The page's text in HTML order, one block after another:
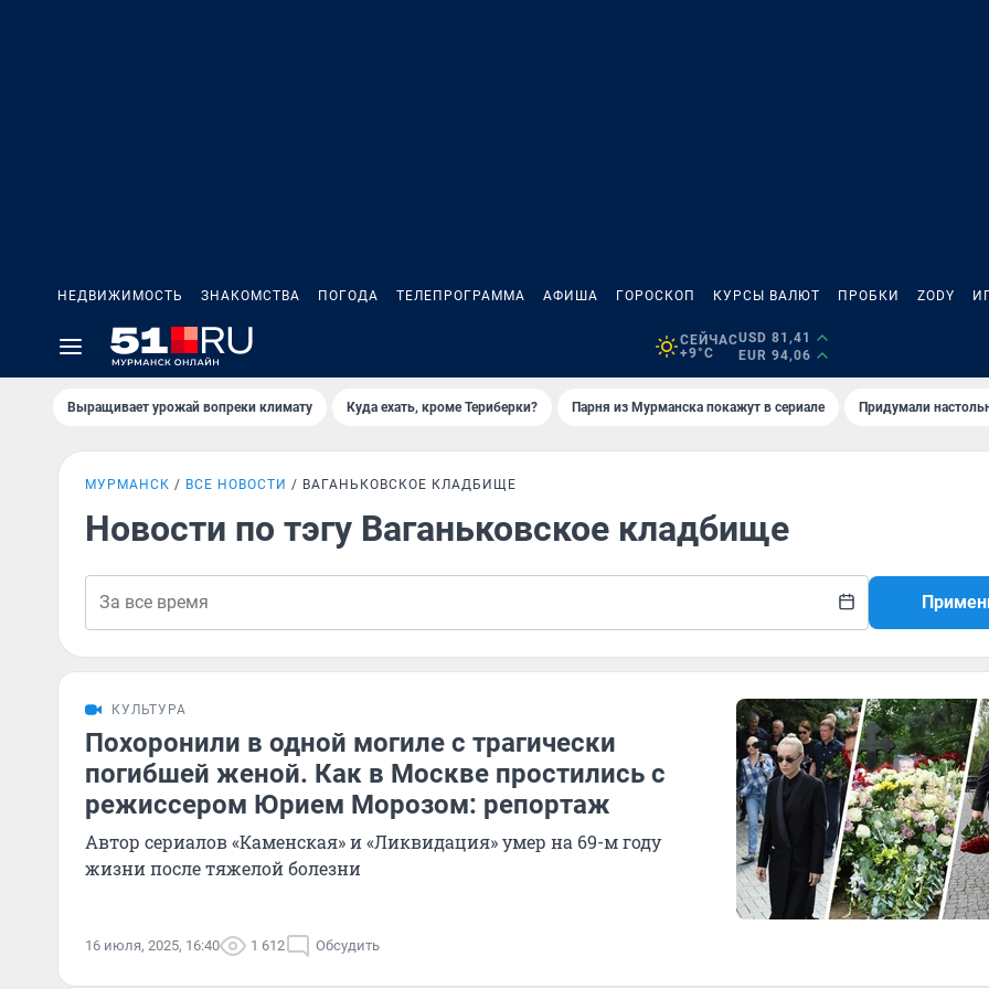
НЕДВИЖИМОСТЬ ЗНАКОМСТВА ПОГОДА ТЕЛЕПРОГРАММА АФИША ГОРОСКОП КУРСЫ ВАЛЮТ ПРОБКИ ZODY
СЕЙЧАС
+9°C
USD 81,41
EUR 94,06
Выращивает урожай вопреки климату Куда ехать, кроме Териберки? Парня из Мурманска покажут в сериале Придумали
МУРМАНСК ВСЕ НОВОСТИ ВАГАНЬКОВСКОЕ КЛАДБИЩЕ
Новости по тэгу Ваганьковское кладбище
КУЛЬТУРА
Похоронили в одной могиле с трагически
погибшей женой. Как в Москве простились с
режиссером Юрием Морозом: репортаж
Автор сериалов «Каменская» и «Ликвидация» умер на 69-м году
жизни после тяжелой болезни
16 июля, 2025, 16:40 1 612 Обсудить